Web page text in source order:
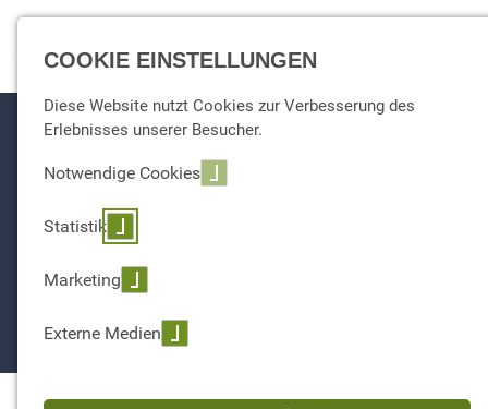
COOKIE EINSTELLUNGEN
Diese Website nutzt Cookies zur Verbesserung des
Erlebnisses unserer Besucher.
Notwendige Cookies
Statistik
Marketing
Externe Medien